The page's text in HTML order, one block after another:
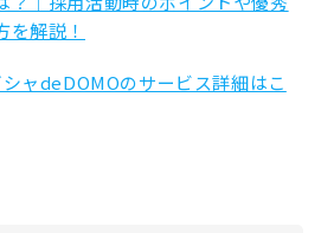
を解説！
ャdeDOMOのサービス詳細はこ